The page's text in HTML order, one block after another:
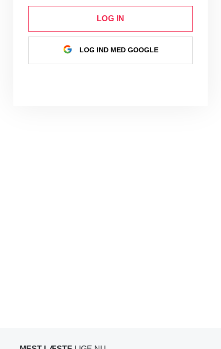
LOG IN
LOG IND MED GOOGLE